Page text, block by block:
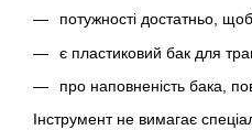
потужності достатньо,
є пластиковий бак для
про наповненість бака,
Інструмент не вимагає